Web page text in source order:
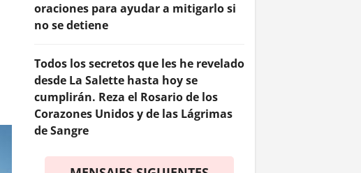
oraciones para ayudar a mitigarlo si
no se detiene
Todos los secretos que les he revelado
desde La Salette hasta hoy se
cumplirán. Reza el Rosario de los
Corazones Unidos y de las Lágrimas
de Sangre